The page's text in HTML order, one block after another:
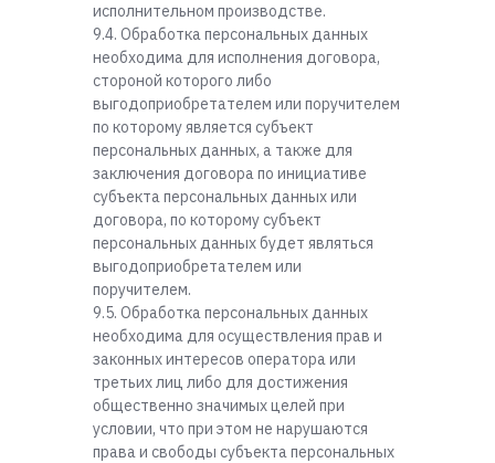
исполнительном производстве.
9.4. Обработка персональных данных
необходима для исполнения договора,
стороной которого либо
выгодоприобретателем или поручителем
по которому является субъект
персональных данных, а также для
заключения договора по инициативе
субъекта персональных данных или
договора, по которому субъект
персональных данных будет являться
выгодоприобретателем или
поручителем.
9.5. Обработка персональных данных
необходима для осуществления прав и
законных интересов оператора или
третьих лиц либо для достижения
общественно значимых целей при
условии, что при этом не нарушаются
права и свободы субъекта персональных